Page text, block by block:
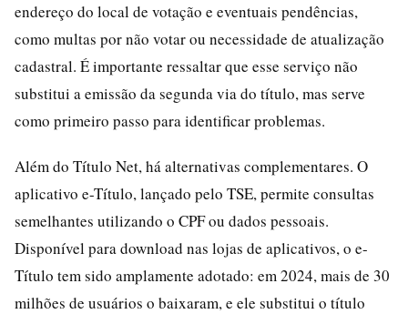
endereço do local de votação e eventuais pendências,
como multas por não votar ou necessidade de atualização
cadastral. É importante ressaltar que esse serviço não
substitui a emissão da segunda via do título, mas serve
como primeiro passo para identificar problemas.
Além do Título Net, há alternativas complementares. O
aplicativo e-Título, lançado pelo TSE, permite consultas
semelhantes utilizando o CPF ou dados pessoais.
Disponível para download nas lojas de aplicativos, o e-
Título tem sido amplamente adotado: em 2024, mais de 30
milhões de usuários o baixaram, e ele substitui o título